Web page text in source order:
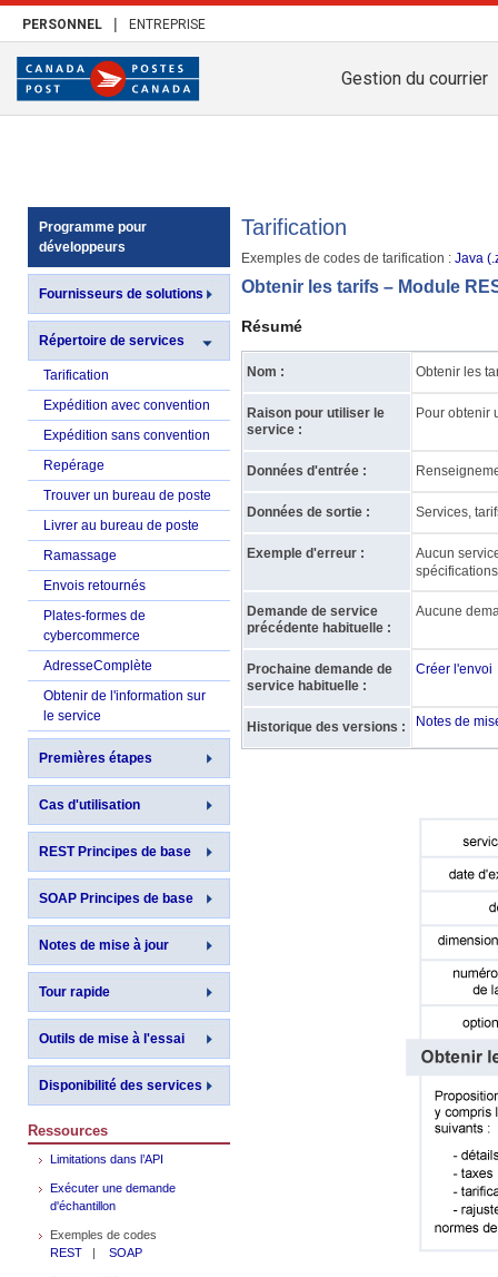
PERSONNEL | ENTREPRISE
Gestion du courrier
Programme pour
développeurs
Fournisseurs de solutions
Répertoire de services
Tarification
Expédition avec convention
Expédition sans convention
Repérage
Trouver un bureau de poste
Livrer au bureau de poste
Ramassage
Envois retournés
Plates-formes de
cybercommerce
AdresseComplète
Obtenir de l'information sur
le service
Premières étapes
Cas d'utilisation
REST Principes de base
SOAP Principes de base
Notes de mise à jour
Tour rapide
Outils de mise à l'essai
Disponibilité des services
Ressources
Limitations dans l’API
Exécuter une demande
d'échantillon
Exemples de codes
REST | SOAP
Tarification
Exemples de codes de tarification : Java
Obtenir les tarifs – Module
Résumé
Nom : Obtenir les
Raison pour utiliser le
service :
Pour obtenir
Données d'entrée :
Données de sortie : Services,
Exemple d'erreur :
Aucun
Demande de service
précédente habituelle :
Aucune
Prochaine demande de
service habituelle :
Créer l'envoi
Historique des versions : Notes de